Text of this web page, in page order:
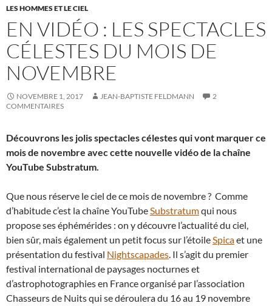
LES HOMMES ET LE CIEL
EN VIDÉO : LES SPECTACLES
CÉLESTES DU MOIS DE
NOVEMBRE
NOVEMBRE 1, 2017 JEAN-BAPTISTE FELDMANN
2
COMMENTAIRES
Découvrons les jolis spectacles célestes qui vont marquer ce
mois de novembre avec cette nouvelle vidéo de la chaîne
YouTube Substratum.
Que nous réserve le ciel de ce mois de novembre ? Comme
d’habitude c’est la chaîne YouTubeSubstratumqui nous
propose ses éphémérides : on y découvre l’actualité du ciel,
bien sûr, mais également un petit focus sur l’étoileSpicaet une
présentation du festival Nightscapades. Il s’agit du premier
festival international de paysages nocturnes et
d’astrophotographies en France organisé par l’association
Chasseurs de Nuits qui se déroulera du 16 au 19 novembre